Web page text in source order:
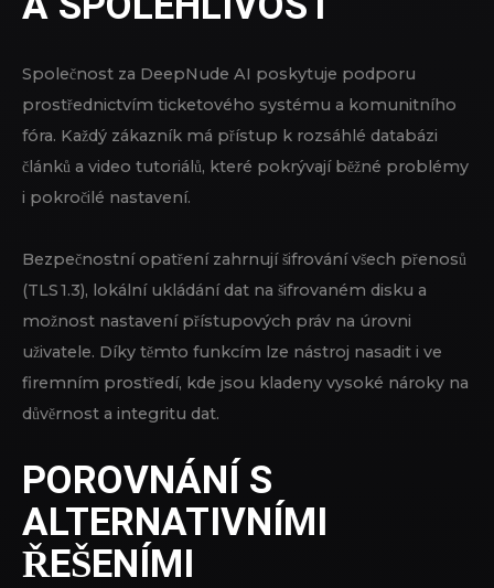
Společnost za DeepNude AI poskytuje podporu
prostřednictvím ticketového systému a komunitního
fóra. Každý zákazník má přístup k rozsáhlé databázi
článků a video tutoriálů, které pokrývají běžné problémy
i pokročilé nastavení.
Bezpečnostní opatření zahrnují šifrování všech přenosů
(TLS 1.3), lokální ukládání dat na šifrovaném disku a
možnost nastavení přístupových práv na úrovni
uživatele. Díky těmto funkcím lze nástroj nasadit i ve
firemním prostředí, kde jsou kladeny vysoké nároky na
důvěrnost a integritu dat.
POROVNÁNÍ S
ALTERNATIVNÍMI
ŘEŠENÍMI